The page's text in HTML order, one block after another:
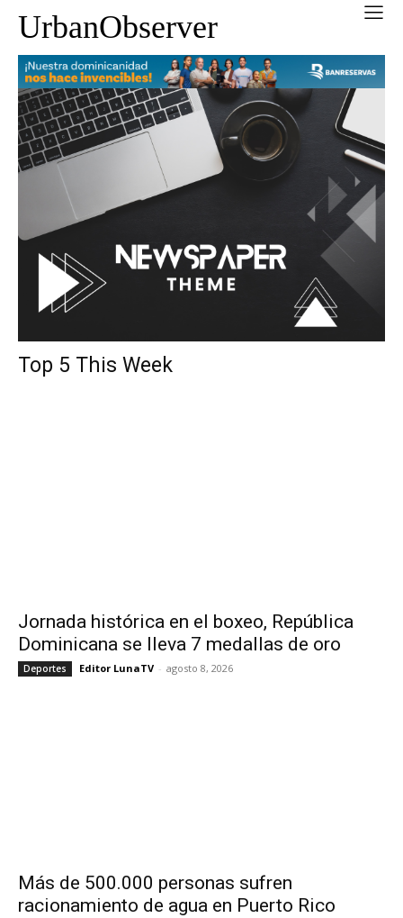
UrbanObserver
Top 5 This Week
Jornada histórica en el boxeo, República
Dominicana se lleva 7 medallas de oro
Deportes Editor LunaTV - agosto 8, 2026
Más de 500.000 personas sufren
racionamiento de agua en Puerto Rico